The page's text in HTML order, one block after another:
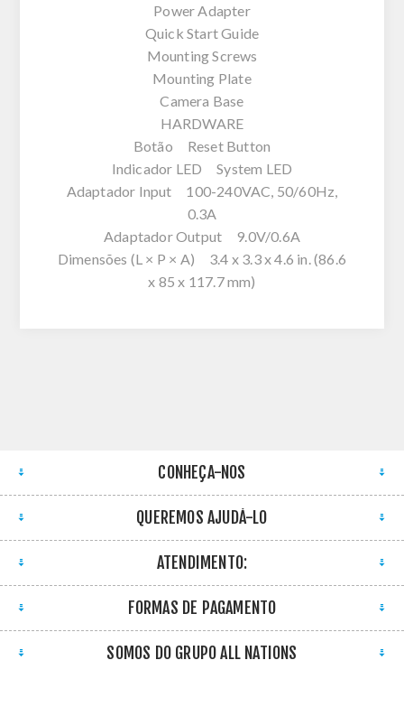
Power Adapter
Quick Start Guide
Mounting Screws
Mounting Plate
Camera Base
HARDWARE
Botão Reset Button
Indicador LED System LED
Adaptador Input 100-240VAC, 50/60Hz,
0.3A
Adaptador Output 9.0V/0.6A
Dimensões (L × P × A) 3.4 x 3.3 x 4.6 in. (86.6
x 85 x 117.7 mm)
CONHEÇA-NOS
QUEREMOS AJUDÁ-LO
ATENDIMENTO:
FORMAS DE PAGAMENTO
SOMOS DO GRUPO ALL NATIONS